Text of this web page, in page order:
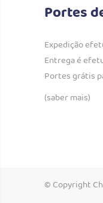
Portes
Expedição
Entrega é
Portes grátis
(saber mais)
© Copyright